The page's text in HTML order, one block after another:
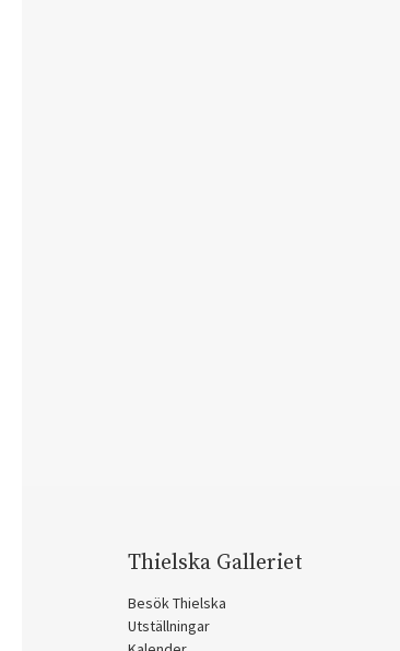
Thielska Galleriet
Besök Thielska
Utställningar